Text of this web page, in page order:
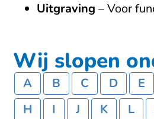
Uitgraving – Voor
Wij slopen
A B C D E
H
I J K L